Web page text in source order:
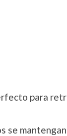
para
se